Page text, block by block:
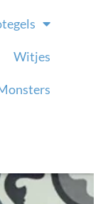
Witjes